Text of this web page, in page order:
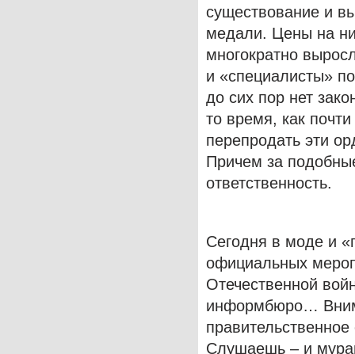
существование и
медали. Цены на
многократно
и «специалисты»
до сих пор нет
то время, как
перепродать эти
Причем за
ответственность.
Сегодня в моде и
официальных
Отечественной
информбюро…
Слушаешь – и